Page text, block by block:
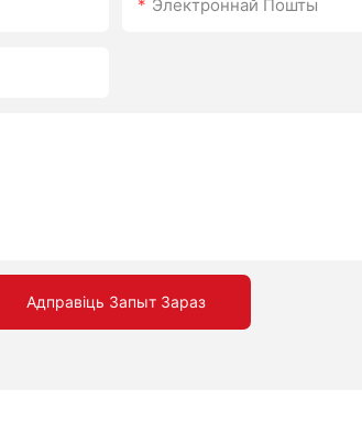
Электроннай Пошты
Адправіць Запыт Зараз